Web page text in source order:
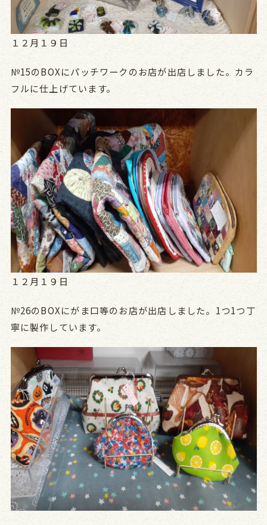
１２月１９日
№15のBOXにパッチワークのお店が出店しました。カラ
フルに仕上げています。
１２月１９日
№26のBOXにがま口等のお店が出店しました。1つ1つ丁
寧に製作しています。